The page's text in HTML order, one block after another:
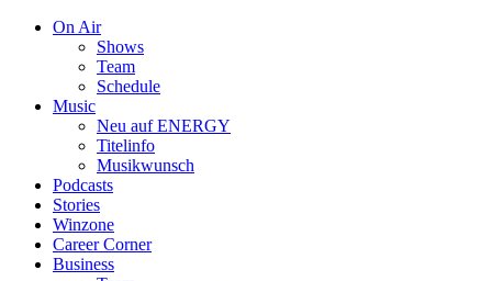
On Air
Shows
Team
Schedule
Music
Neu auf ENERGY
Titelinfo
Musikwunsch
Podcasts
Stories
Winzone
Career Corner
Business